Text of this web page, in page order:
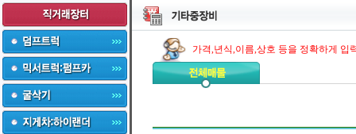
가격,년식,이름,상호 등을 정확하게 입